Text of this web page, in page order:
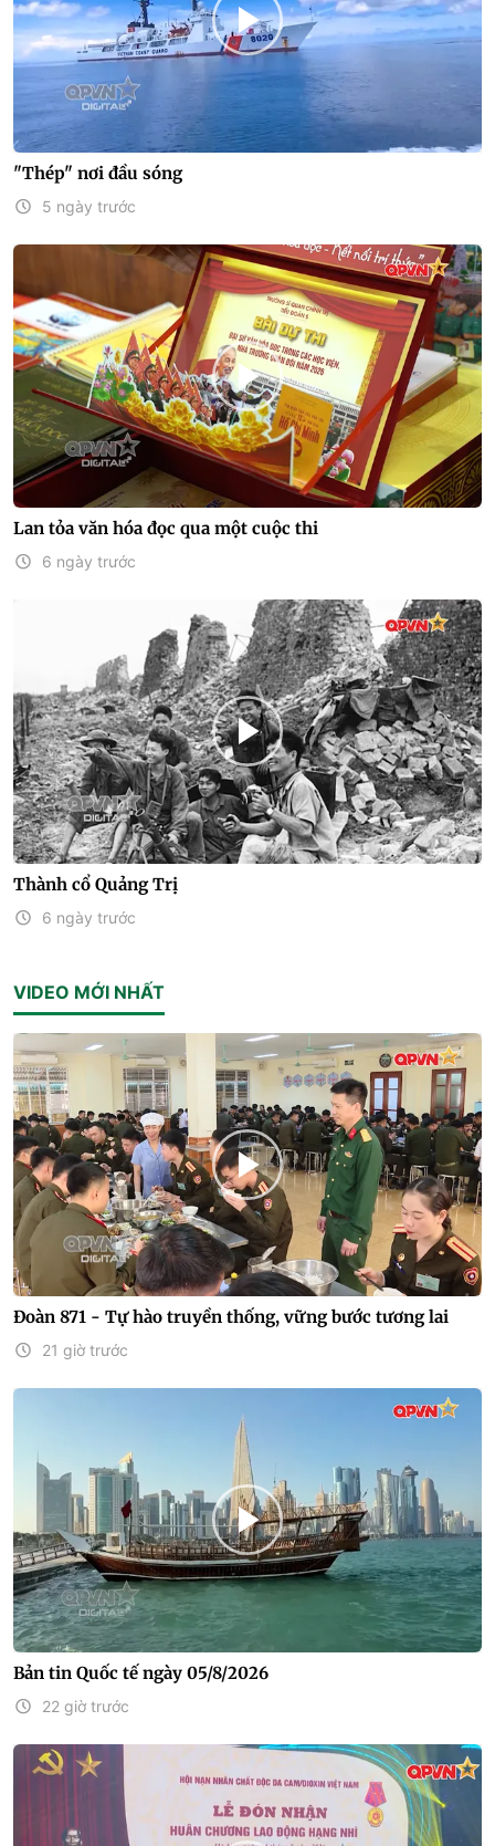
"Thép" nơi đầu sóng
5 ngày trước
Lan tỏa văn hóa đọc qua một cuộc thi
6 ngày trước
Thành cổ Quảng Trị
6 ngày trước
VIDEO MỚI NHẤT
Đoàn 871 - Tự hào truyền thống, vững bước tương lai
21 giờ trước
Bản tin Quốc tế ngày 05/8/2026
22 giờ trước